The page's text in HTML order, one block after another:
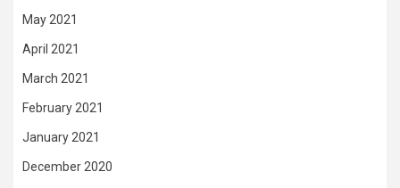
May 2021
April 2021
March 2021
February 2021
January 2021
December 2020